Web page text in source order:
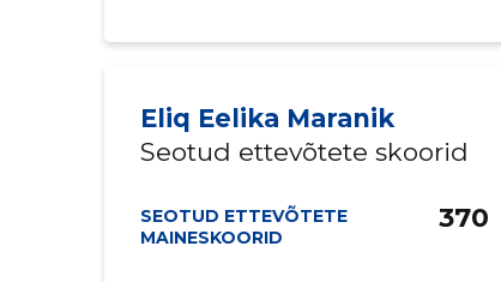
Eliq Eelika Maranik
Seotud ettevõtete skoorid
SEOTUD ETTEVÕTETE
MAINESKOORID
370